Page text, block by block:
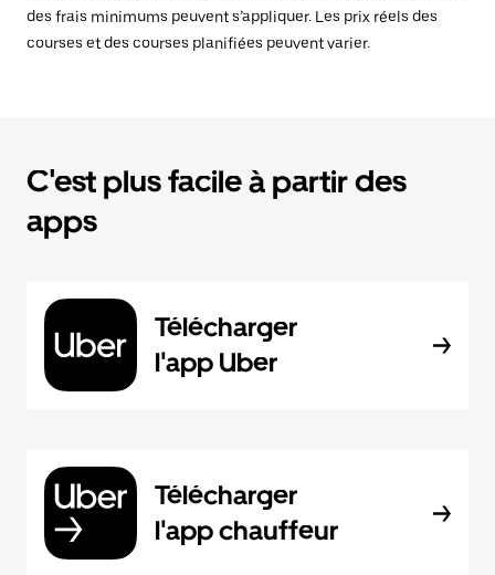
des frais minimums peuvent s’appliquer. Les prix réels des
courses et des courses planifiées peuvent varier.
C'est plus facile à partir des
apps
Télécharger
l'app Uber
Télécharger
l'app chauffeur